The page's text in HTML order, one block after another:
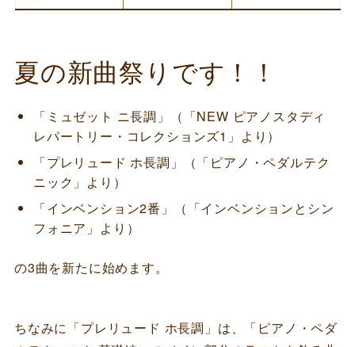
夏の新曲祭りです！！
「ミュゼット ニ長調」（「NEW ピアノスタディ
レパートリー・コレクションズ1」より）
「プレリュード ホ長調」（「ピアノ・ペダルテク
ニック」より）
「インベンション2番」（「インベンションとシン
フォニア」より）
の3曲を新たに始めます。
ちなみに「プレリュード ホ長調」は、「ピアノ・ペダ